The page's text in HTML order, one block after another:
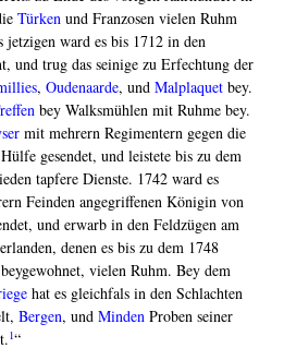
Türkenund Franzosen vielen Ruhm
ward es bis 1712 in den
und trug das seinige zu Erfechtung der
, Oudenaarde, und Malplaquetbey.
bey Walksmühlen mit Ruhme bey.
mit mehrern Regimentern gegen die
gesendet, und leistete bis zu dem
tapfere Dienste. 1742 ward es
Feinden angegriffenen Königin von
und erwarb in den Feldzügen am
denen es bis zu dem 1748
vielen Ruhm. Bey dem
hat es gleichfals in den Schlachten
Bergen, und MindenProben seiner
1“